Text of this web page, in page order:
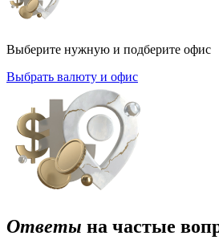
Выберите нужную и подберите офис
Выбрать валюту и офис
Ответы на частые